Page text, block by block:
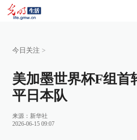
今日关注 >
美加墨世界杯F组首
平日本队
来源： 新华社
2026-06-15 09:07